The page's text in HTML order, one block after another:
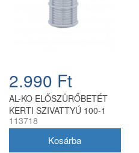
2.990 Ft
AL-KO ELŐSZÜRŐBETÉT
KERTI SZIVATTYÚ 100-1
ZOLL
113718